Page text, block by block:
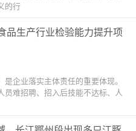
的行
品生产行业检验能力提升项
企业落实主体责任的重要体现。
员难招聘、招入后技能不达标、人